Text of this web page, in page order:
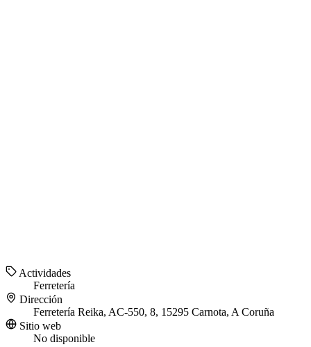
Actividades
Ferretería
Dirección
Ferretería Reika, AC-550, 8, 15295 Carnota, A Coruña
Sitio web
No disponible